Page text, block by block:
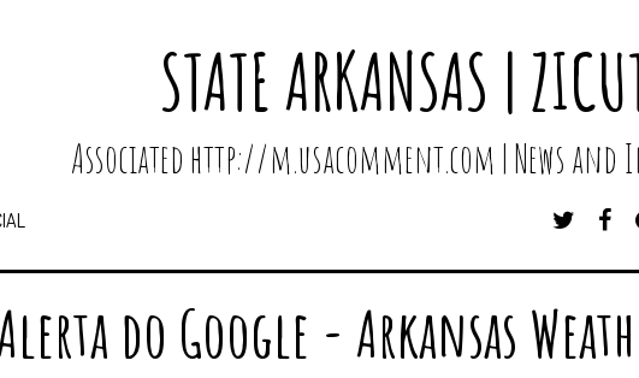
STATE ARKANSAS |
Associated http://m.usacomment.com | News
T
I
T
E
R
do Google - Arkansas